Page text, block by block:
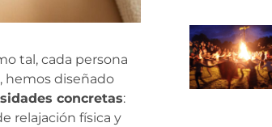
tal, cada persona
hemos diseñado
concretas:
relajación física y